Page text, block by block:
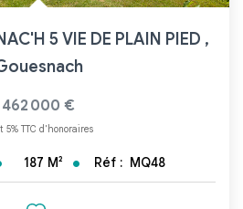
5 VIE DE PLAIN PIED ,
462 000 €
5% TTC d'honoraires
187 M² Réf : MQ48